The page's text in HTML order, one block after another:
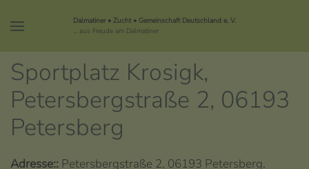
Dalmatiner • Zucht • Gemeinschaft Deutschland e. V.
... aus Freude am Dalmatiner
Sportplatz Krosigk,
Petersbergstraße 2, 06193
Petersberg
Adresse:: Petersbergstraße 2, 06193 Petersberg,